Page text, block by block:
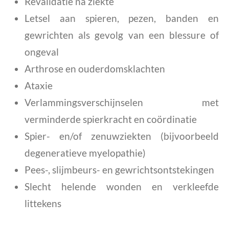
Letsel aan spieren, pezen, banden en
gewrichten als gevolg van een blessure of
ongeval
Arthrose en ouderdomsklachten
Ataxie
Verlammingsverschijnselen met
verminderde spierkracht en coördinatie
Spier- en/of zenuwziekten (bijvoorbeeld
degeneratieve myelopathie)
Pees-, slijmbeurs- en gewrichtsontstekingen
Slecht helende wonden en verkleefde
littekens